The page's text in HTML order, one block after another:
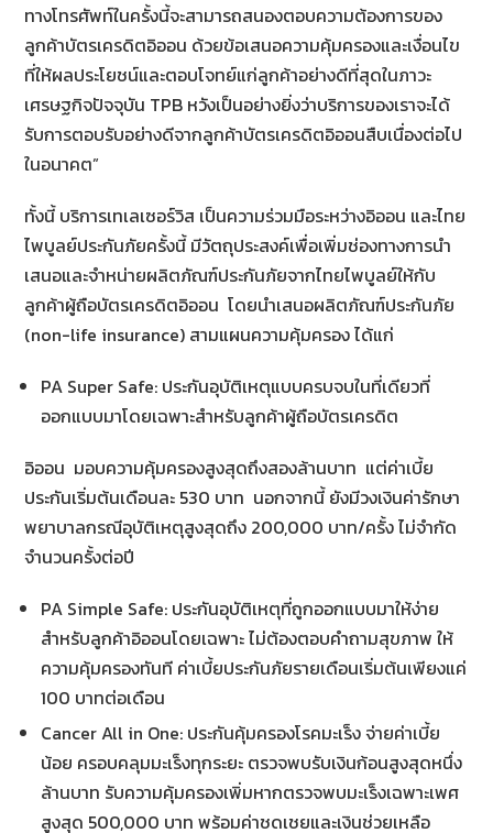
ทางโทรศัพท์ในครั้งนี้จะสามารถสนองตอบความต้องการของ
ลูกค้าบัตรเครดิตอิออน ด้วยข้อเสนอความคุ้มครองและเงื่อนไข
ที่ให้ผลประโยชน์และตอบโจทย์แก่ลูกค้าอย่างดีที่สุดในภาวะ
เศรษฐกิจปัจจุบัน TPB หวังเป็นอย่างยิ่งว่าบริการของเราจะได้
รับการตอบรับอย่างดีจากลูกค้าบัตรเครดิตอิออนสืบเนื่องต่อไป
ในอนาคต”
ทั้งนี้ บริการเทเลเซอร์วิส เป็นความร่วมมือระหว่างอิออน และไทย
ไพบูลย์ประกันภัยครั้งนี้ มีวัตถุประสงค์เพื่อเพิ่มช่องทางการนำ
เสนอและจำหน่ายผลิตภัณฑ์ประกันภัยจากไทยไพบูลย์ให้กับ
ลูกค้าผู้ถือบัตรเครดิตอิออน โดยนำเสนอผลิตภัณฑ์ประกันภัย
(non-life insurance) สามแผนความคุ้มครอง ได้แก่
PA Super Safe: ประกันอุบัติเหตุแบบครบจบในที่เดียวที่
ออกแบบมาโดยเฉพาะสำหรับลูกค้าผู้ถือบัตรเครดิต
อิออน มอบความคุ้มครองสูงสุดถึงสองล้านบาท แต่ค่าเบี้ย
ประกันเริ่มต้นเดือนละ 530 บาท นอกจากนี้ ยังมีวงเงินค่ารักษา
พยาบาลกรณีอุบัติเหตุสูงสุดถึง 200,000 บาท/ครั้ง ไม่จำกัด
จำนวนครั้งต่อปี
PA Simple Safe: ประกันอุบัติเหตุที่ถูกออกแบบมาให้ง่าย
สำหรับลูกค้าอิออนโดยเฉพาะ ไม่ต้องตอบคำถามสุขภาพ ให้
ความคุ้มครองทันที ค่าเบี้ยประกันภัยรายเดือนเริ่มต้นเพียงแค่
100 บาทต่อเดือน
Cancer All in One: ประกันคุ้มครองโรคมะเร็ง จ่ายค่าเบี้ย
น้อย ครอบคลุมมะเร็งทุกระยะ ตรวจพบรับเงินก้อนสูงสุดหนึ่ง
ล้านบาท รับความคุ้มครองเพิ่มหากตรวจพบมะเร็งเฉพาะเพศ
สูงสุด 500,000 บาท พร้อมค่าชดเชยและเงินช่วยเหลือ